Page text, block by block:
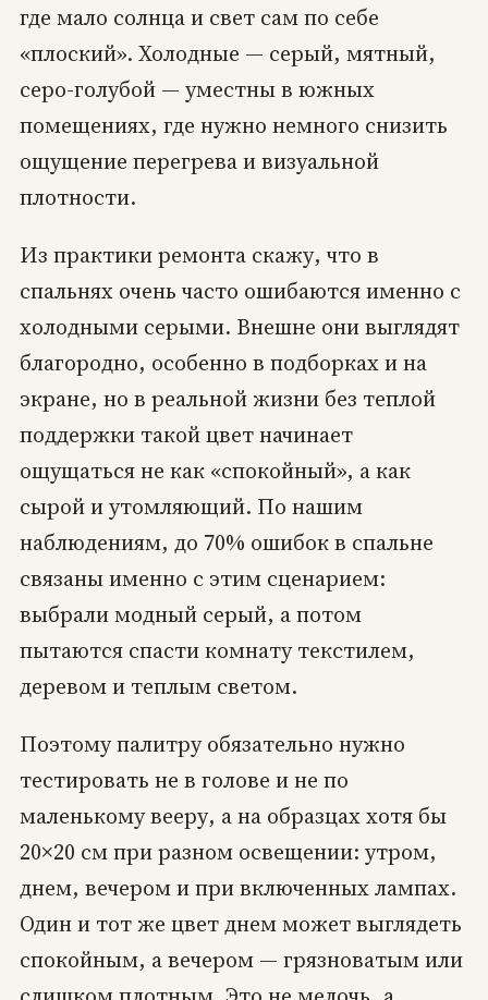
где мало солнца и свет сам по себе
«плоский». Холодные — серый, мятный,
серо-голубой — уместны в южных
помещениях, где нужно немного снизить
ощущение перегрева и визуальной
плотности.
Из практики ремонта скажу, что в
спальнях очень часто ошибаются именно с
холодными серыми. Внешне они выглядят
благородно, особенно в подборках и на
экране, но в реальной жизни без теплой
поддержки такой цвет начинает
ощущаться не как «спокойный», а как
сырой и утомляющий. По нашим
наблюдениям, до 70% ошибок в спальне
связаны именно с этим сценарием:
выбрали модный серый, а потом
пытаются спасти комнату текстилем,
деревом и теплым светом.
Поэтому палитру обязательно нужно
тестировать не в голове и не по
маленькому вееру, а на образцах хотя бы
20×20 см при разном освещении: утром,
днем, вечером и при включенных лампах.
Один и тот же цвет днем может выглядеть
спокойным, а вечером — грязноватым или